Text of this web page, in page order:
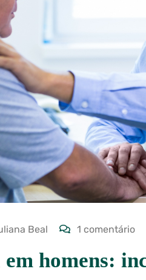
Beal 1 comentário
homens: